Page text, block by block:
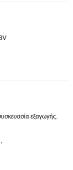
εξαγωγής.